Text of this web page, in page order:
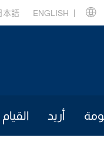
ENGLISH
本語
أريد